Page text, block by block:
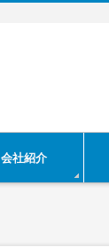
会社紹介